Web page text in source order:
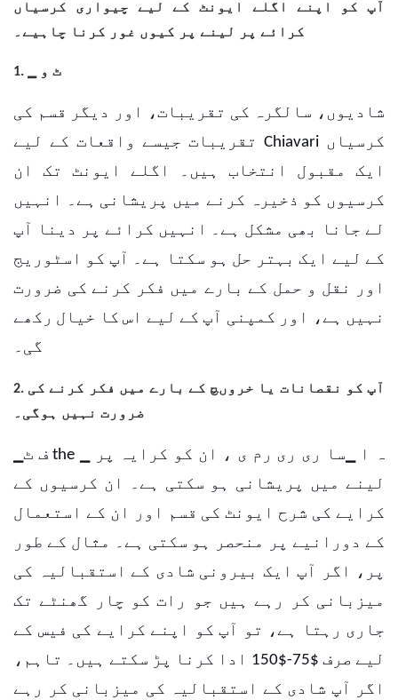
آپ کو اپنے اگلے ایونٹ کے لیے چیواری کرسیاں
کرائے پر لینے پر کیوں غور کرنا چاہیے۔
1. ▁ ٹ و
شادیوں، سالگرہ کی تقریبات، اور دیگر قسم کی
تقریبات جیسے واقعات کے لیے Chiavari کرسیاں
ایک مقبول انتخاب ہیں۔
اگلے ایونٹ تک ان
کرسیوں کو ذخیرہ کرنے میں پریشانی ہے۔ انہیں
لے جانا بھی مشکل ہے۔ انہیں کرائے پر دینا آپ
کے لیے ایک بہتر حل ہو سکتا ہے۔ آپ کو اسٹوریج
اور نقل و حمل کے بارے میں فکر کرنے کی ضرورت
نہیں ہے، اور کمپنی آپ کے لیے اس کا خیال رکھے
گی۔
2. آپ کو نقصانات یا خروںچ کے بارے میں فکر کرنے کی
ضرورت نہیں ہوگی۔
▁ف ٹ the ▁ ہ ا ▁سا ری ری رم ی ، ان کو کرایہ پر
لینے میں پریشانی ہو سکتی ہے۔
ان کرسیوں کے
کرایے کی شرح ایونٹ کی قسم اور ان کے استعمال
کے دورانیے پر منحصر ہو سکتی ہے۔ مثال کے طور
پر، اگر آپ ایک بیرونی شادی کے استقبالیہ کی
میزبانی کر رہے ہیں جو رات کو چار گھنٹے تک
جاری رہتا ہے، تو آپ کو اپنے کرایے کی فیس کے
لیے صرف $75-$150 ادا کرنا پڑ سکتے ہیں۔
تاہم،
اگر آپ شادی کے استقبالیہ کی میزبانی کر رہے